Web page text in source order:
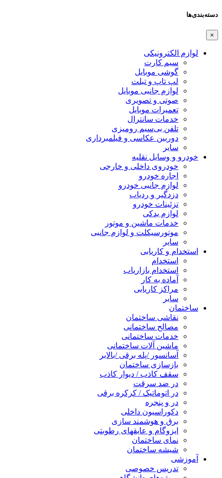
دسته‌بندی‌ها
×
لوازم الکترونیکی
سیم کارت
گوشی موبایل
لپ تاپ و تبلت
لوازم جانبی موبایل
صوتی و تصویری
تعمیرات موبایل
خدمات سانترال
تلفن بی‌سیم رومیزی
دوربین عکاسی و فیلمبرداری
سایر
خودرو و وسایل نقلیه
خودروی داخلی و خارجی
اجاره خودرو
لوازم جانبی خودرو
دزدگیر و ردیاب
تزئینات خودرو
لوازم یدکی
خدمات ماشین و موتور
موتورسیکلت و لوازم جانبی
سایر
استخدام و کاریابی
استخدام
استخدام بازاریاب
آماده به کار
مراکز کاریابی
سایر
ساختمان
نقاشی ساختمان
مصالح ساختمانی
خدمات ساختمانی
ماشین آلات ساختمانی
آسانسور /پله برقی /بالابر
بازسازی ساختمان
سقف کاذب / دیوار کاذب
در ضد سرقت
در اتوماتیک / کرکره برقی
در و پنجره
دکوراسیون داخلی
برق و هوشمند سازی
ایزوگام و عایقهای رطوبتی
نمای ساختمان
شیشه ساختمان
آموزشی
تدریس خصوصی